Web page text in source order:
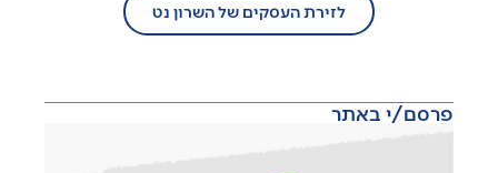
לזירת העסקים של השרון נט
פרסם/י באתר